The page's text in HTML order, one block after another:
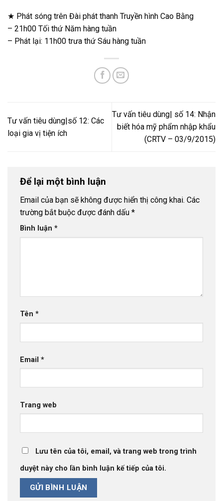
★ Phát sóng trên Đài phát thanh Truyền hình Cao Bằng
– 21h00 Tối thứ Năm hàng tuần
– Phát lại: 11h00 trưa thứ Sáu hàng tuần
Tư vấn tiêu dùng|số 12: Các
loại gia vị tiện ích
Tư vấn tiêu dùng| số 14: Nhận
biết hóa mỹ phẩm nhập khẩu
(CRTV – 03/9/2015)
Để lại một bình luận
Email của bạn sẽ không được hiển thị công khai. Các
trường bắt buộc được đánh dấu *
Bình luận *
Tên *
Email *
Trang web
Lưu tên của tôi, email, và trang web trong trình
duyệt này cho lần bình luận kế tiếp của tôi.